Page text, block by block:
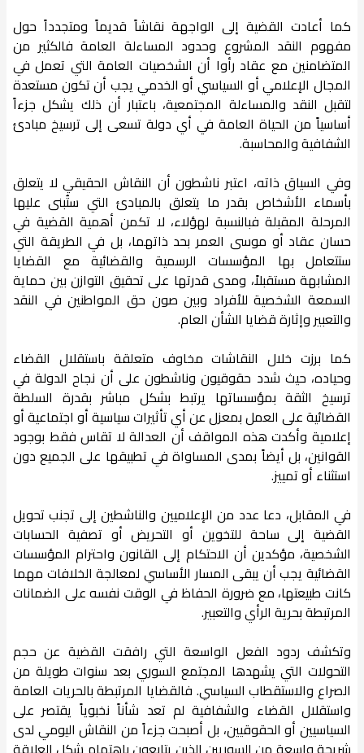
كما أعادت القضية إلى الواجهة نقاشاً قديماً ومتجدداً حول
مفهوم النقد المشروع وحدود المساءلة العامة فالكثير من
المتضامنين مع عقاد رأوا أن الشخصيات العامة التي تعمل في
المجال الإعلامي أو السياسي أو الخدمي يجب أن تكون مستعدة
لتقبل النقد والمساءلة المجتمعية، باعتبار أن ذلك يشكل جزءاً
أساسياً من الحياة العامة في أي دولة تسعى إلى ترسيخ مبادئ
الشفافية والمحاسبة.
وفي السياق ذاته، اعتبر ناشطون أن النقاش الحقيقي لا يتعلق
بأسماء الأشخاص بقدر ما يتعلق بالمبادئ التي ستُبنى عليها
المرحلة المقبلة فبالنسبة لهؤلاء، لا تكمن أهمية القضية في
حسان عقاد أو موسى العمر بحد ذاتهما، بل في الطريقة التي
ستتعامل بها المؤسسات الرسمية والقضائية مع القضايا
المشابهة مستقبلاً، ومدى قدرتها على تحقيق التوازن بين حماية
السمعة الشخصية للأفراد وبين صون حق المواطنين في النقد
والتعبير وإثارة قضايا الشأن العام.
كما برزت خلال النقاشات مخاوف متعلقة باستقلال القضاء
وحياده، حيث شدد حقوقيون وناشطون على أن نجاح الدولة في
ترسيخ الثقة بمؤسساتها يرتبط بشكل مباشر بقدرة السلطة
القضائية على العمل بمعزل عن أي تأثيرات سياسية أو اجتماعية أو
إعلامية وأكدت هذه المواقف أن العدالة لا تقاس فقط بوجود
القوانين، بل أيضاً بمدى المساواة في تطبيقها على الجميع دون
استثناء أو تمييز.
في المقابل، دعا عدد من الإعلاميين والناشطين إلى تجنب تحويل
القضية إلى ساحة للتخوين أو التحريض أو تصفية الحسابات
الشخصية، مؤكدين أن الاحتكام إلى القانون واحترام المؤسسات
القضائية يجب أن يبقى المسار الأساسي لمعالجة الخلافات مهما
كانت طبيعتها، مع ضرورة الحفاظ في الوقت نفسه على الضمانات
المرتبطة بحرية الرأي والتعبير.
وتكشف ردود الفعل الواسعة التي رافقت القضية عن حجم
التحولات التي يشهدها المجتمع السوري بعد سنوات طويلة من
الصراع والاستقطاب السياسي. فالقضايا المرتبطة بالحريات العامة
واستقلال القضاء والشفافية لم تعد شأناً نخبوياً يقتصر على
السياسيين أو الحقوقيين، بل أصبحت جزءاً من النقاش اليومي لدى